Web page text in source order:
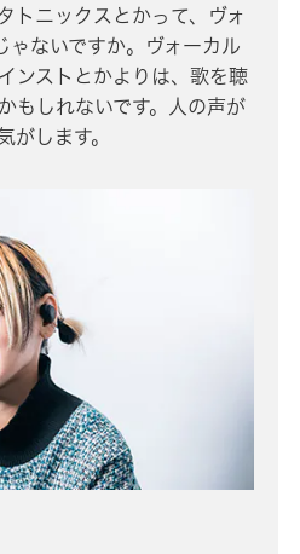
トニックスとかって、ヴォ
ないですか。ヴォーカル
ンストとかよりは、歌を聴
もしれないです。人の声が
がします。